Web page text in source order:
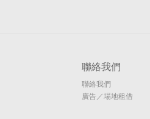
聯絡我們
聯絡我們
廣告／場地租借